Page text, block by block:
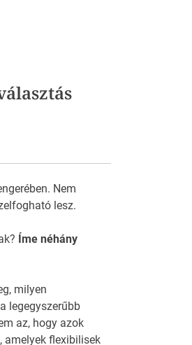
Nem
lesz.
Íme néhány
milyen
legegyszerűbb
az, hogy azok
amelyek flexibilisek